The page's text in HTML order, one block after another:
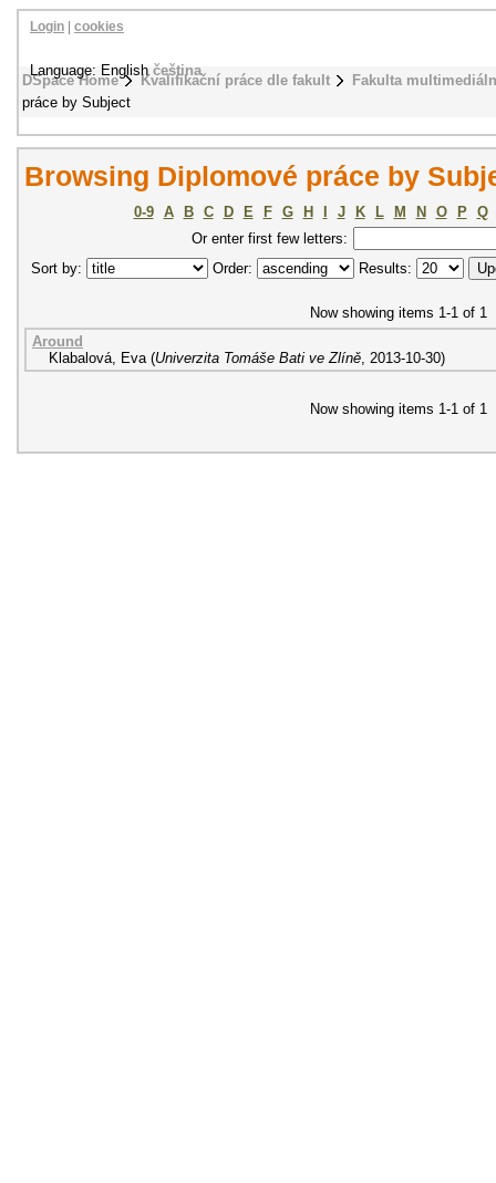
DSpace Home Kvalifikační práce dle fakult
Fakulta
práce by Subject
Login cookies
Language: Englishčeština
Browsing Diplomové práce by
0-9 A B C D E F G H J K L M N O P
Q
Or enter first few letters:
Sort by:
Order: Results:
Now showing items 1-1 of 1
Around
Klabalová, Eva (Univerzita Tomáše Bati ve Zlíně, 2013-10-30)
Now showing items 1-1 of 1